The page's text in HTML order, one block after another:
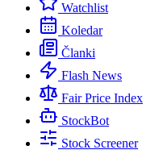
Watchlist
Koledar
Članki
Flash News
Fair Price Index
StockBot
Stock Screener